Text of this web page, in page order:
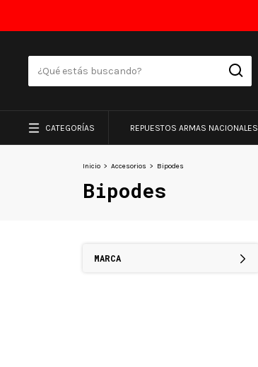
CATEGORÍAS REPUESTOS ARMAS NACIONALES
Inicio > Accesorios > Bipodes
Bipodes
MARCA